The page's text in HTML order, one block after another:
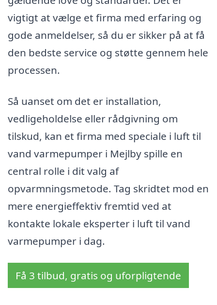
vigtigt at vælge et firma med erfaring og
gode anmeldelser, så du er sikker på at få
den bedste service og støtte gennem hele
processen.
Så uanset om det er installation,
vedligeholdelse eller rådgivning om
tilskud, kan et firma med speciale i luft til
vand varmepumper i Mejlby spille en
central rolle i dit valg af
opvarmningsmetode. Tag skridtet mod en
mere energieffektiv fremtid ved at
kontakte lokale eksperter i luft til vand
varmepumper i dag.
Få 3 tilbud, gratis og uforpligtende